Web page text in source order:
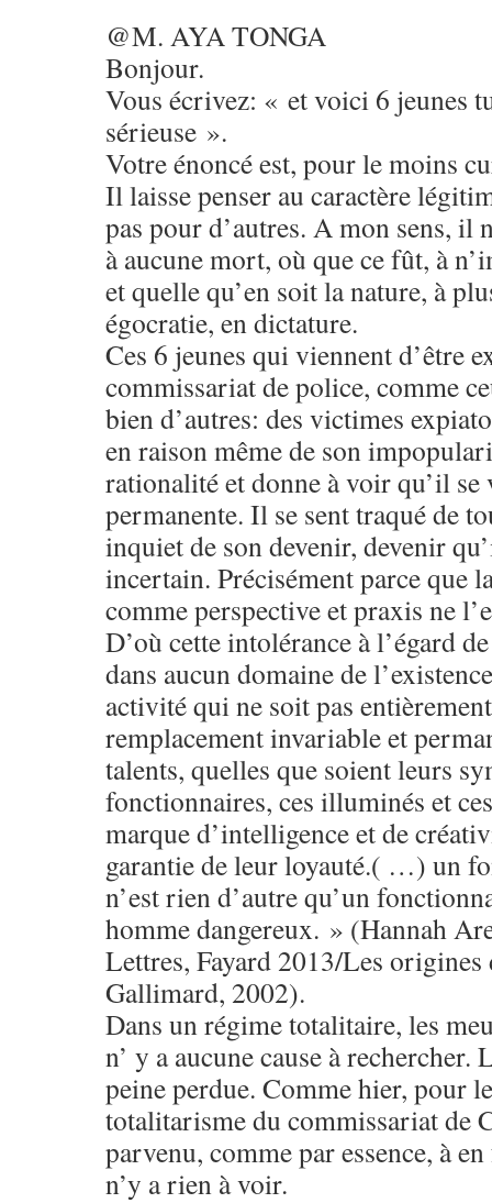
@M. AYA TONGA
Bonjour.
Vous écrivez: « et voici 6 jeunes
sérieuse ».
Votre énoncé est, pour le moins
Il laisse penser au caractère
pas pour d’autres. A mon sens, il
à aucune mort, où que ce fût, à
et quelle qu’en soit la nature, à
égocratie, en dictature.
Ces 6 jeunes qui viennent d’être
commissariat de police, comme
bien d’autres: des victimes
en raison même de son
rationalité et donne à voir qu’il
permanente. Il se sent traqué de
inquiet de son devenir, devenir
incertain. Précisément parce que
comme perspective et praxis ne
D’où cette intolérance à l’égard
dans aucun domaine de
activité qui ne soit pas
remplacement invariable et
talents, quelles que soient leurs
fonctionnaires, ces illuminés et
marque d’intelligence et de
garantie de leur loyauté.( …) un
n’est rien d’autre qu’un
homme dangereux. » (Hannah
Lettres, Fayard 2013/Les
Gallimard, 2002).
Dans un régime totalitaire, les
n’ y a aucune cause à rechercher.
peine perdue. Comme hier, pour
totalitarisme du commissariat de
parvenu, comme par essence, à
n’y a rien à voir.